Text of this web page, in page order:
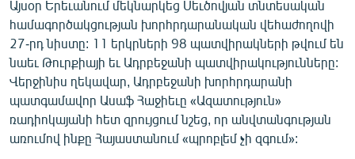
ՊԱՏԵՐԱԶՄԻ 6 ՇԱԲԱԹՆԵՐԸ
ՏԱՐԱԾԱՇՐՋԱՆ
ՄԻՋԱԶԳԱՅԻՆ
ՄՇԱԿՈՒՅԹ
ՍՊՈՐՏ
Այսօր Երեւանում մեկնարկեց Սեւծովյան տնտեսական
համագործակցության խորհրդարանական վեհաժողովի
27-րդ նիստը: 11 երկրների 98 պատվիրակների թվում են
նաեւ Թուրքիայի եւ Ադրբեջանի պատվիրակությունները:
Վերջինիս ղեկավար, Ադրբեջանի խորհրդարանի
պատգամավոր Ասաֆ Հաջիեւը «Ազատություն»
ռադիոկայանի հետ զրույցում նշեց, որ անվտանգության
առումով ինքը Հայաստանում «պրոբլեմ չի զգում»: